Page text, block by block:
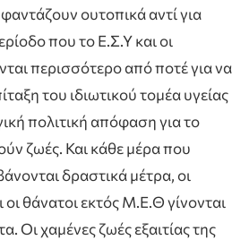
ουτοπικά αντί για
που το Ε.Σ.Υ και οι
περισσότερο από ποτέ για να
του ιδιωτικού τομέα υγείας
πολιτική απόφαση για το
ζωές. Και κάθε μέρα που
δραστικά μέτρα, οι
θάνατοι εκτός Μ.Ε.Θ γίνονται
Οι χαμένες ζωές εξαιτίας της